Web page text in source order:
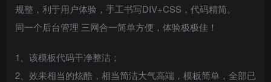
规整，利于用户体验，手工书写DIV+CSS，代码精简。
同一个后台管理 三网合一简单方便，体验极极佳！
1、该模板代码干净整洁；
2、效果相当的炫酷，相当简洁大气高端，模板简单，全部已